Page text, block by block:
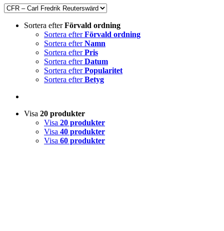
Sortera efterFörvald ordning
Sortera efterFörvald ordning
Sortera efterNamn
Sortera efterPris
Sortera efterDatum
Sortera efterPopularitet
Sortera efterBetyg
Visa 20 produkter
Visa 20 produkter
Visa 40 produkter
Visa 60 produkter